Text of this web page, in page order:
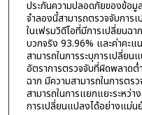
ประกันความปลอดภัยของข้อ
จำลองนี้สามารถตรวจจับการ
ในเฟรมวิดีโอที่มีการเปลี่ยนฉ
บวกจริง 93.96% และค่าคะ
สามารถในการระบุการเปลี่ย
อัตราการตรวจจับที่ผิดพลาดต่
ฉาก มีความสามารถในการต
สามารถในการแยกแยะระหว่
การเปลี่ยนแปลงได้อย่างแม่น